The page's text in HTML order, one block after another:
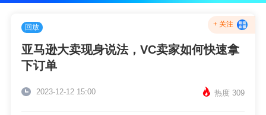
回放 + 关注
亚马逊大卖现身说法，VC卖家如何快速拿
下订单
2023-12-12 15:00 热度 309